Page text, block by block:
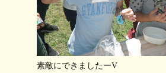
素敵にできましたーV